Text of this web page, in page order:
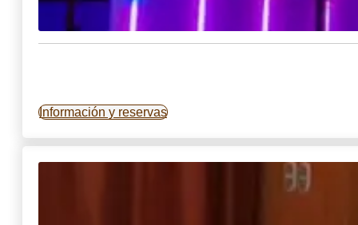
Información y reservas